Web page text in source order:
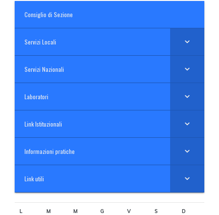
Consiglio di Sezione
Servizi Locali
Servizi Nazionali
Laboratori
Link Istituzionali
Informazioni pratiche
Link utili
L M M G V S D